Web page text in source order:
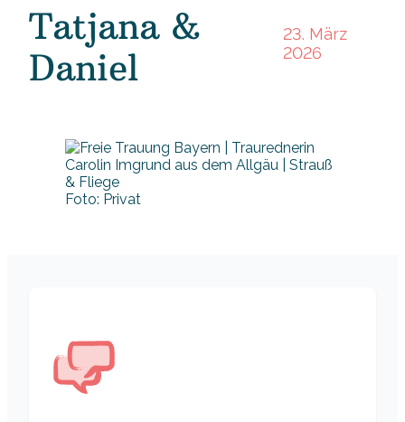
Tatjana &
Daniel
23. März
2026
Foto: Privat